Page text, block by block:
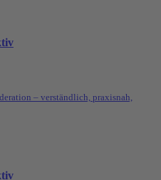
– verständlich, praxisnah,